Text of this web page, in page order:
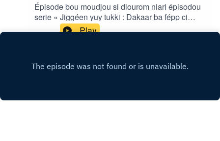
Épisode bou moudjou si diourom niari épisodou
serie « Jiggéen yuy tukki : Dakaar ba fépp ci
àdduna » gniko realisé di Ibrahima Diouf ak Clair
Play